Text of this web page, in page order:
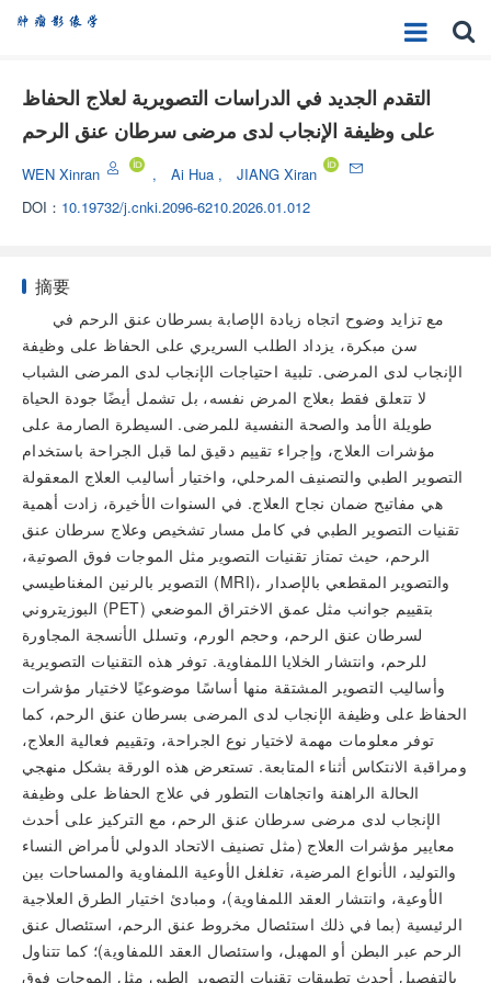
التقدم الجديد في الدراسات التصويرية لعلاج الحفاظ
على وظيفة الإنجاب لدى مرضى سرطان عنق الرحم
WEN Xinran , Ai Hua ,
JIANG Xiran
DOI： 10.19732/j.cnki.2096-6210.2026.01.012
摘要
مع تزايد وضوح اتجاه زيادة الإصابة بسرطان عنق الرحم في
سن مبكرة، يزداد الطلب السريري على الحفاظ على وظيفة
الإنجاب لدى المرضى. تلبية احتياجات الإنجاب لدى المرضى الشباب
لا تتعلق فقط بعلاج المرض نفسه، بل تشمل أيضًا جودة الحياة
طويلة الأمد والصحة النفسية للمرضى. السيطرة الصارمة على
مؤشرات العلاج، وإجراء تقييم دقيق لما قبل الجراحة باستخدام
التصوير الطبي والتصنيف المرحلي، واختيار أساليب العلاج المعقولة
هي مفاتيح ضمان نجاح العلاج. في السنوات الأخيرة، زادت أهمية
تقنيات التصوير الطبي في كامل مسار تشخيص وعلاج سرطان عنق
الرحم، حيث تمتاز تقنيات التصوير مثل الموجات فوق الصوتية،
التصوير بالرنين المغناطيسي (MRI)، والتصوير المقطعي بالإصدار
البوزيتروني (PET) بتقييم جوانب مثل عمق الاختراق الموضعي
لسرطان عنق الرحم، وحجم الورم، وتسلل الأنسجة المجاورة
للرحم، وانتشار الخلايا اللمفاوية. توفر هذه التقنيات التصويرية
وأساليب التصوير المشتقة منها أساسًا موضوعيًا لاختيار مؤشرات
الحفاظ على وظيفة الإنجاب لدى المرضى بسرطان عنق الرحم، كما
توفر معلومات مهمة لاختيار نوع الجراحة، وتقييم فعالية العلاج،
ومراقبة الانتكاس أثناء المتابعة. تستعرض هذه الورقة بشكل منهجي
الحالة الراهنة واتجاهات التطور في علاج الحفاظ على وظيفة
الإنجاب لدى مرضى سرطان عنق الرحم، مع التركيز على أحدث
معايير مؤشرات العلاج (مثل تصنيف الاتحاد الدولي لأمراض النساء
والتوليد، الأنواع المرضية، تغلغل الأوعية اللمفاوية والمساحات بين
الأوعية، وانتشار العقد اللمفاوية)، ومبادئ اختيار الطرق العلاجية
الرئيسية (بما في ذلك استئصال مخروط عنق الرحم، استئصال عنق
الرحم عبر البطن أو المهبل، واستئصال العقد اللمفاوية)؛ كما تتناول
بالتفصيل أحدث تطبيقات تقنيات التصوير الطبي مثل الموجات فوق